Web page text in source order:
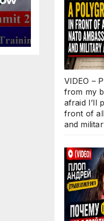
VIDEO –
from my
afraid I’ll
front of
and